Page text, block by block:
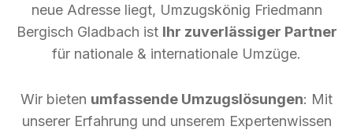
neue Adresse liegt, Umzugskönig Friedmann
Bergisch Gladbach ist Ihr zuverlässiger Partner
für nationale & internationale Umzüge.
Wir bieten umfassende Umzugslösungen: Mit
unserer Erfahrung und unserem Expertenwissen